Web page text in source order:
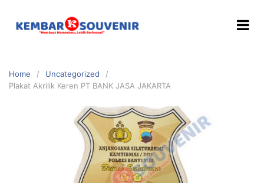
Home
Uncategorized
Plakat Akrilik Keren PT BANK JASA JAKARTA